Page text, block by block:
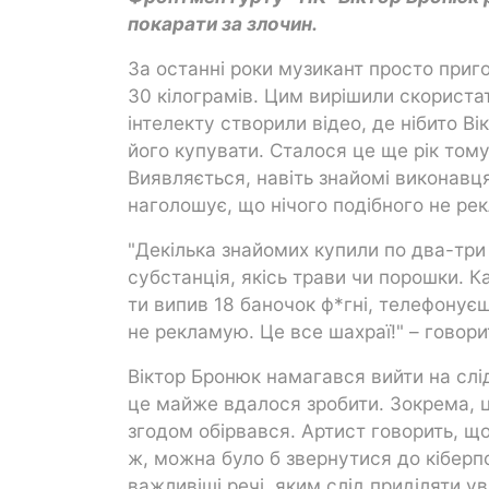
покарати за злочин.
За останні роки музикант просто
30 кілограмів. Цим вирішили
інтелекту створили відео, де нібито
його купувати. Сталося це ще рік
Виявляється, навіть знайомі
наголошує, що нічого подібного не
"Декілька знайомих купили по два-
субстанція, якісь трави чи порошки.
ти випив 18 баночок ф*гні,
не рекламую. Це все шахраї!" –
Віктор Бронюк намагався вийти на
це майже вдалося зробити. Зокрема,
згодом обірвався. Артист говорить,
ж, можна було б звернутися до